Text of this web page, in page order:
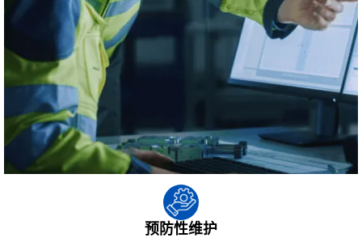
预防性维护